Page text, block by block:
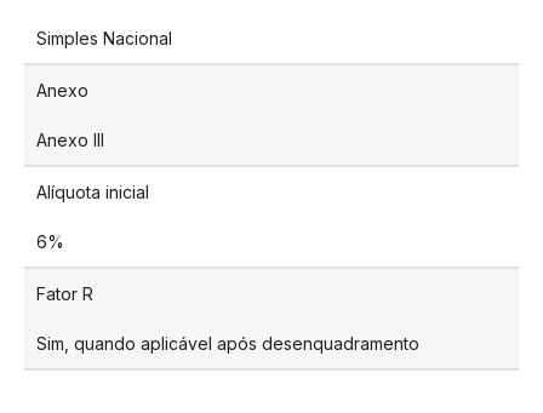
Simples Nacional
Anexo
Anexo III
Alíquota inicial
6%
Fator R
Sim, quando aplicável após desenquadramento